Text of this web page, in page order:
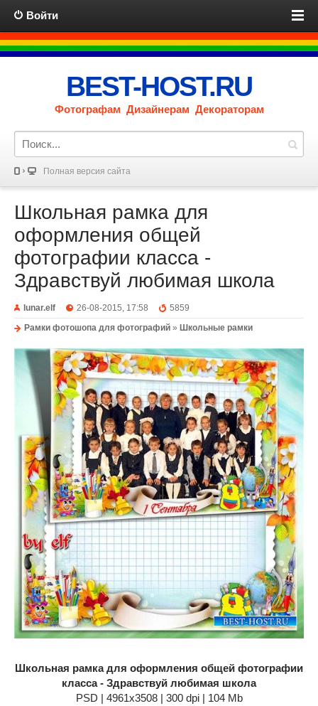
Войти
BEST-HOST.RU
Фотографам Дизайнерам Декораторам
Полная версия сайта
Школьная рамка для
оформления общей
фотографии класса -
Здравствуй любимая школа
lunar.elf 26-08-2015, 17:58
5859
Рамки фотошопа для фотографий » Школьные рамки
Школьная рамка для оформления общей фотографии
класса - Здравствуй любимая школа
PSD | 4961x3508 | 300 dpi | 104 Mb